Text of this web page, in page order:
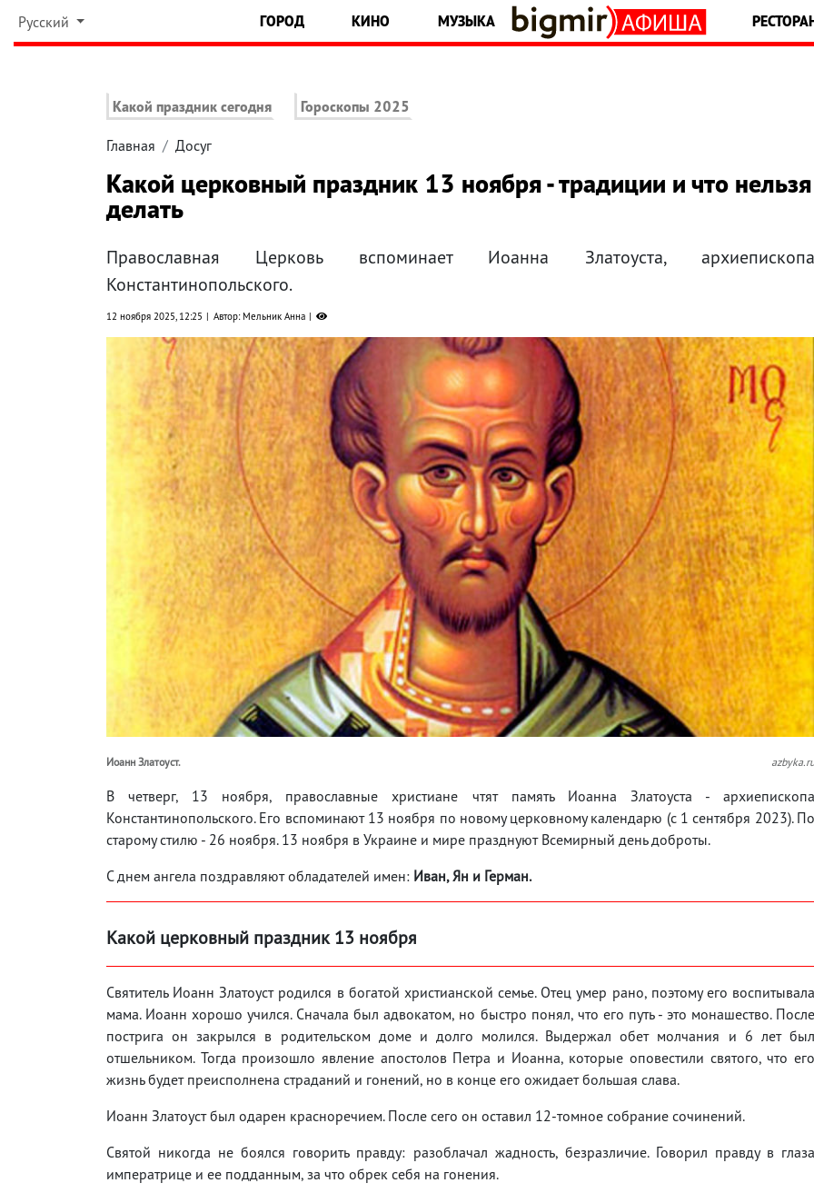
Русский ГОРОД КИНО МУЗЫКА
Какой праздник сегодня Гороскопы 2025
Главная Досуг
Какой церковный праздник 13 ноября - традиции и что нельзя
делать
Православная Церковь вспоминает Иоанна Златоуста, архиепископа
Константинопольского.
12 ноября 2025, 12:25 Автор: Мельник Анна
Иоанн Златоуст. azbyka.ru
В четверг, 13 ноября, православные христиане чтят память Иоанна Златоуста - архиепископа
Константинопольского. Его вспоминают 13 ноября по новому церковному календарю (с 1 сентября 2023). По
старому стилю - 26 ноября. 13 ноября в Украине и мире празднуют Всемирный день доброты.
С днем ангела поздравляют обладателей имен: Иван, Ян и Герман.
Какой церковный праздник 13 ноября
Святитель Иоанн Златоуст родился в богатой христианской семье. Отец умер рано, поэтому его воспитывала
мама. Иоанн хорошо учился. Сначала был адвокатом, но быстро понял, что его путь - это монашество. После
пострига он закрылся в родительском доме и долго молился. Выдержал обет молчания и 6 лет был
отшельником. Тогда произошло явление апостолов Петра и Иоанна, которые оповестили святого, что его
жизнь будет преисполнена страданий и гонений, но в конце его ожидает большая слава.
Иоанн Златоуст был одарен красноречием. После сего он оставил 12-томное собрание сочинений.
Святой никогда не боялся говорить правду: разоблачал жадность, безразличие. Говорил правду в глаза
императрице и ее подданным, за что обрек себя на гонения.